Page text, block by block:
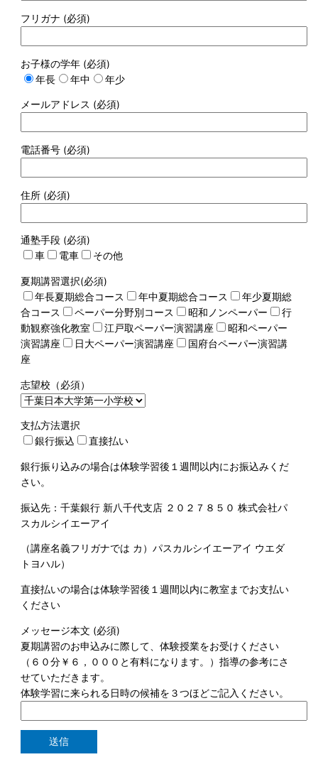
フリガナ (必須)
お子様の学年 (必須)
年長
年中 年少
メールアドレス (必須)
電話番号 (必須)
住所 (必須)
通塾手段 (必須)
車
電車 その他
夏期講習選択(必須)
年長夏期総合コース
年中夏期総合コース
年少夏期総
合コース
ペーパー分野別コース 昭和ノンペーパー
行
動観察強化教室
江戸取ペーパー演習講座
昭和ペーパー
演習講座
日大ペーパー演習講座
国府台ペーパー演習講
座
志望校（必須）
支払方法選択
銀行振込
直接払い
銀行振り込みの場合は体験学習後１週間以内にお振込みくだ
さい。
振込先：千葉銀行 新八千代支店 ２０２７８５０ 株式会社パ
スカルシイエーアイ
（講座名義フリガナでは カ）パスカルシイエーアイ ウエダ
トヨハル）
直接払いの場合は体験学習後１週間以内に教室までお支払い
ください
メッセージ本文 (必須)
夏期講習のお申込みに際して、体験授業をお受けください
（６０分￥６，０００と有料になります。）指導の参考にさ
せていただきます。
体験学習に来られる日時の候補を３つほどご記入ください。